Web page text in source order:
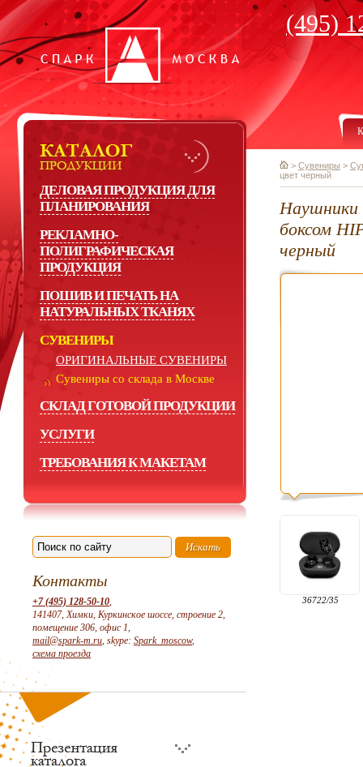
(495)
ДЕЛОВАЯ ПРОДУКЦИЯ ДЛЯ
ПЛАНИРОВАНИЯ
РЕКЛАМНО-
ПОЛИГРАФИЧЕСКАЯ
ПРОДУКЦИЯ
ПОШИВ И ПЕЧАТЬ НА
НАТУРАЛЬНЫХ ТКАНЯХ
СУВЕНИРЫ
ОРИГИНАЛЬНЫЕ СУВЕНИРЫ
Сувениры со склада в Москве
СКЛАД ГОТОВОЙ ПРОДУКЦИИ
УСЛУГИ
ТРЕБОВАНИЯ К МАКЕТАМ
Контакты
+7 (495) 128-50-10,
141407, Химки, Куркинское шоссе, строение 2,
помещение 306, офис 1,
mail@spark-m.ru, skype: Spark_moscow,
схема проезда
> Сувениры >
цвет черный
Наушники
боксом
черный
36722/35